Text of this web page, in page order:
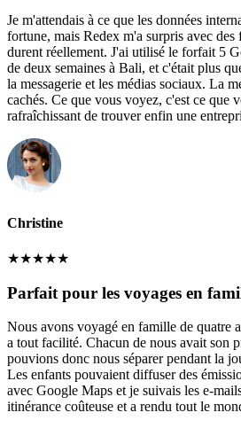
Je m'attendais à ce que les données
fortune, mais Redex m'a surpris avec des
durent réellement. J'ai utilisé le forfait 5
de deux semaines à Bali, et c'était plus
la messagerie et les médias sociaux. La
cachés. Ce que vous voyez, c'est ce que
rafraîchissant de trouver enfin une
Christine
★★★★★
Parfait pour les voyages en
Nous avons voyagé en famille de quatre
a tout facilité. Chacun de nous avait son
pouvions donc nous séparer pendant la
Les enfants pouvaient diffuser des
avec Google Maps et je suivais les e-
itinérance coûteuse et a rendu tout le